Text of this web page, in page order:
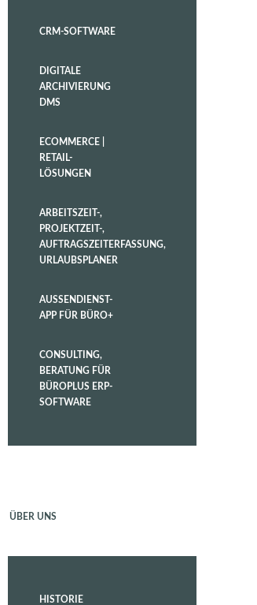
CRM-SOFTWARE
DIGITALE
ARCHIVIERUNG
DMS
ECOMMERCE |
RETAIL-
LÖSUNGEN
ARBEITSZEIT-,
PROJEKTZEIT-,
AUFTRAGSZEITERFASSUNG,
URLAUBSPLANER
AUSSENDIENST-
APP FÜR BÜRO+
CONSULTING,
BERATUNG FÜR
BÜROPLUS ERP-
SOFTWARE
ÜBER UNS
HISTORIE